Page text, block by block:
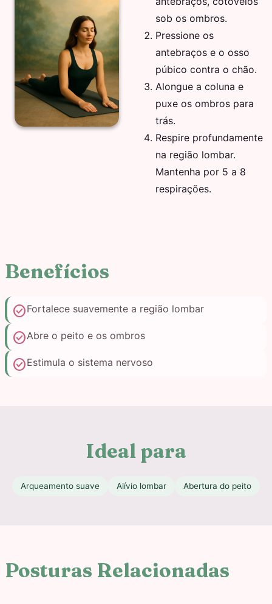
sob os ombros.
Pressione os
antebraços e o osso
púbico contra o chão.
Alongue a coluna e
puxe os ombros para
trás.
Respire profundamente
na região lombar.
Mantenha por 5 a 8
respirações.
Benefícios
check_circleFortalece suavemente a região lombar
check_circleAbre o peito e os ombros
check_circleEstimula o sistema nervoso
Ideal para
Arqueamento suave Alívio lombar Abertura do peito
Posturas Relacionadas